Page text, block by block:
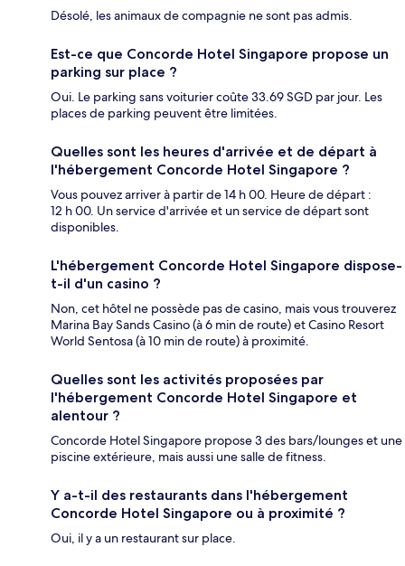
Désolé, les animaux de compagnie ne sont pas admis.
Est-ce que Concorde Hotel Singapore propose un
parking sur place ?
Oui. Le parking sans voiturier coûte 33.69 SGD par jour. Les
places de parking peuvent être limitées.
Quelles sont les heures d'arrivée et de départ à
l'hébergement Concorde Hotel Singapore ?
Vous pouvez arriver à partir de 14 h 00. Heure de départ :
12 h 00. Un service d'arrivée et un service de départ sont
disponibles.
L'hébergement Concorde Hotel Singapore dispose-
t-il d'un casino ?
Non, cet hôtel ne possède pas de casino, mais vous trouverez
Marina Bay Sands Casino (à 6 min de route) et Casino Resort
World Sentosa (à 10 min de route) à proximité.
Quelles sont les activités proposées par
l'hébergement Concorde Hotel Singapore et
alentour ?
Concorde Hotel Singapore propose 3 des bars/lounges et une
piscine extérieure, mais aussi une salle de fitness.
Y a-t-il des restaurants dans l'hébergement
Concorde Hotel Singapore ou à proximité ?
Oui, il y a un restaurant sur place.